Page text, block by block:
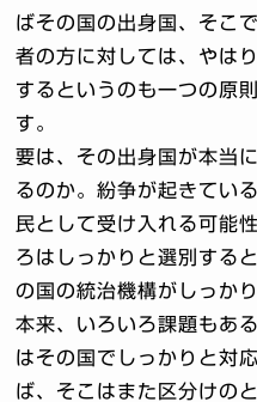
ばその国の出身国、そこ
者の方に対しては、やは
するというのも一つの原
す。
要は、その出身国が本当
るのか。紛争が起きてい
民として受け入れる可能
ろはしっかりと選別する
の国の統治機構がしっか
本来、いろいろ課題もあ
はその国でしっかりと対
ば、そこはまた区分けの